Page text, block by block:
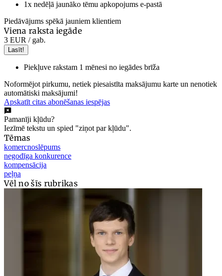
1x nedēļā jaunāko tēmu apkopojums e-pastā
Piedāvājums spēkā jauniem klientiem
Viena raksta iegāde
3 EUR / gab.
Lasīt!
Piekļuve rakstam 1 mēnesi no iegādes brīža
Noformējot pirkumu, netiek piesaistīta maksājumu karte un nenotiek
automātiski maksājumi!
Apskatīt citas abonēšanas iespējas
Pamanīji kļūdu?
Iezīmē tekstu un spied "ziņot par kļūdu".
Tēmas
komercnoslēpums
negodīga konkurence
kompensācija
peļņa
Vēl no šīs rubrikas